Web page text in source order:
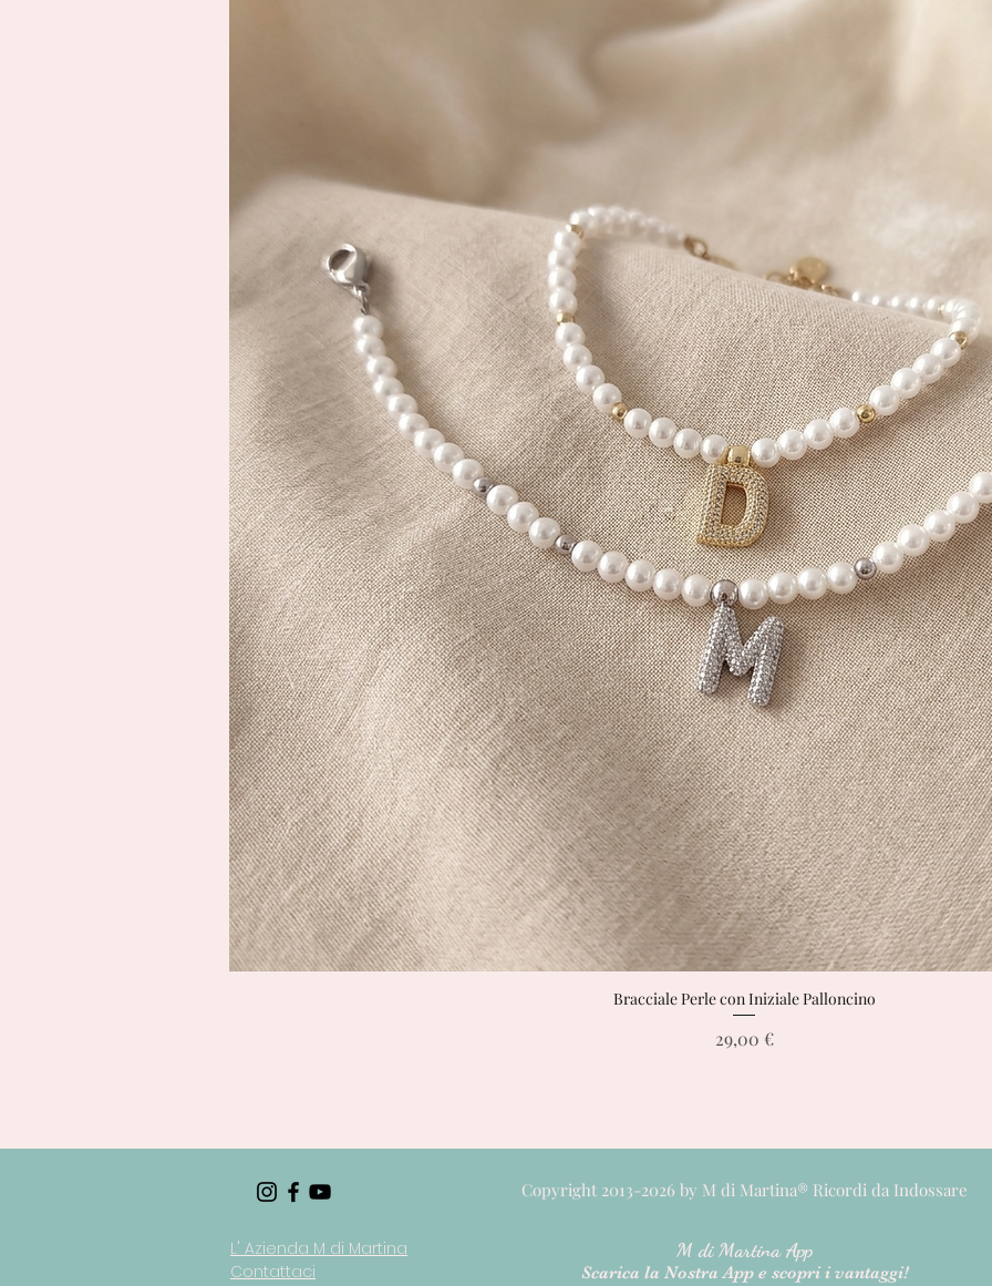
Vista rapida
Bracciale Perle con Iniziale Palloncino
Prezzo
29,00 €
L' Azienda M di Martina
Contattaci
Copyright 2013-2026 by M di Martina® Ricordi da Indossare
Scarica la Nostra App e scopri i vantaggi!
M di Martina App